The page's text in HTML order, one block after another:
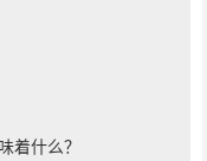
着什么？